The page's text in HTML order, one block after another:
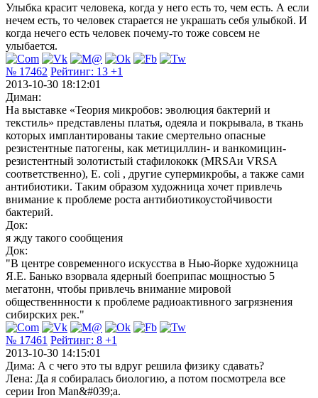
Улыбка красит человека, когда у него есть то, чем есть. А если
нечем есть, то человек старается не украшать себя улыбкой. И
когда нечего есть человек почему-то тоже совсем не
улыбается.
№ 17462 Рейтинг: 13 +1
2013-10-30 18:12:01
Диман:
На выставке «Теория микробов: эволюция бактерий и
текстиль» представлены платья, одеяла и покрывала, в ткань
которых имплантированы такие смертельно опасные
резистентные патогены, как метициллин- и ванкомицин-
резистентный золотистый стафилококк (MRSAи VRSA
соответственно), E. coli , другие супермикробы, а также сами
антибиотики. Таким образом художница хочет привлечь
внимание к проблеме роста антибиотикоустойчивости
бактерий.
Док:
я жду такого сообщения
Док:
"В центре современного искусства в Нью-йорке художница
Я.Е. Банько взорвала ядерный боеприпас мощностью 5
мегатонн, чтобы привлечь внимание мировой
общественнности к проблеме радиоактивного загрязнения
сибирских рек."
№ 17461 Рейтинг: 8 +1
2013-10-30 14:15:01
Дима: А с чего это ты вдруг решила физику сдавать?
Лена: Да я собиралась биологию, а потом посмотрела все
серии Iron Man&#039;а.